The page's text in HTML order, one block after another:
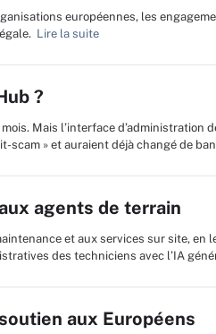
européennes, les
Lire la suite
?
Mais l’interface d’administration
scam » et auraient déjà changé de
agents de terrain
et aux services sur site, en
des techniciens avec l’IA
aux Européens